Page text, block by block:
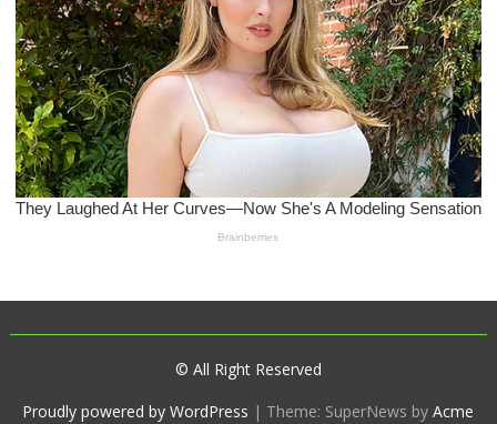
© All Right Reserved
Proudly powered by WordPress | Theme: SuperNews byAcme